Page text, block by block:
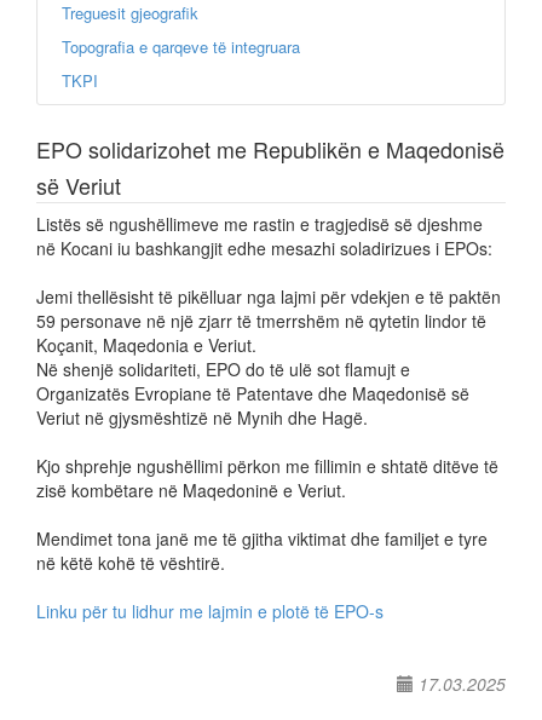
Treguesit gjeografik
Topografia e qarqeve të integruara
TKPI
EPO solidarizohet me Republikën e Maqedonisë
së Veriut
Listës së ngushëllimeve me rastin e tragjedisë së djeshme
në Kocani iu bashkangjit edhe mesazhi soladirizues i EPOs:
Jemi thellësisht të pikëlluar nga lajmi për vdekjen e të paktën
59 personave në një zjarr të tmerrshëm në qytetin lindor të
Koçanit, Maqedonia e Veriut.
Në shenjë solidariteti, EPO do të ulë sot flamujt e
Organizatës Evropiane të Patentave dhe Maqedonisë së
Veriut në gjysmështizë në Mynih dhe Hagë.
Kjo shprehje ngushëllimi përkon me fillimin e shtatë ditëve të
zisë kombëtare në Maqedoninë e Veriut.
Mendimet tona janë me të gjitha viktimat dhe familjet e tyre
në këtë kohë të vështirë.
Linku për tu lidhur me lajmin e plotë të EPO-s
17.03.2025